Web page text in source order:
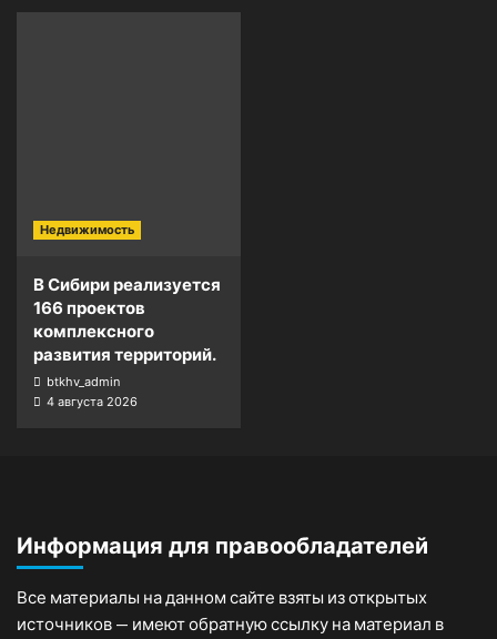
Недвижимость
В Сибири реализуется
166 проектов
комплексного
развития территорий.
btkhv_admin
4 августа 2026
Информация для правообладателей
Все материалы на данном сайте взяты из открытых
источников — имеют обратную ссылку на материал в